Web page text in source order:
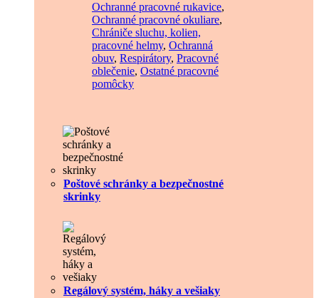
Ochranné pracovné rukavice,
Ochranné pracovné okuliare,
Chrániče sluchu, kolien,
pracovné helmy, Ochranná
obuv, Respirátory, Pracovné
oblečenie, Ostatné pracovné
pomôcky
Poštové schránky a bezpečnostné
skrinky
Regálový systém, háky a vešiaky